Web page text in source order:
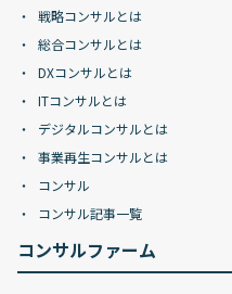
戦略コンサルとは
総合コンサルとは
DXコンサルとは
ITコンサルとは
デジタルコンサルとは
事業再生コンサルとは
コンサル
コンサル記事一覧
コンサルファーム